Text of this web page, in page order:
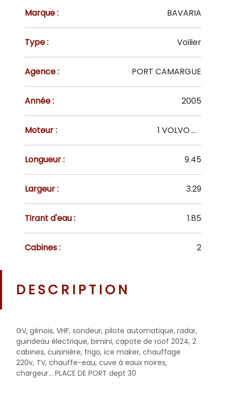
Marque : BAVARIA
Type : Voilier
Agence : PORT CAMARGUE
Année : 2005
Moteur : 1 VOLVO D1-20 19 CV
Longueur : 9.45
Largeur : 3.29
Tirant d'eau : 1.85
Cabines : 2
DESCRIPTION
GV, génois, VHF, sondeur, pilote automatique, radar,
guindeau électrique, bimini, capote de roof 2024, 2
cabines, cuisinière, frigo, ice maker, chauffage
220v, TV, chauffe-eau, cuve à eaux noires,
chargeur... PLACE DE PORT dept 30